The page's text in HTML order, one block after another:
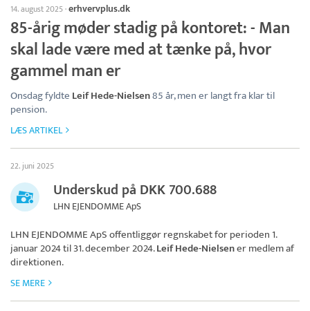
14. august 2025·erhvervplus.dk
85-årig møder stadig på kontoret: - Man
skal lade være med at tænke på, hvor
gammel man er
Onsdag fyldte Leif Hede-Nielsen85 år, men er langt fra klar til
pension.
LÆS ARTIKEL
22. juni 2025
Underskud på DKK 700.688
LHN EJENDOMME ApS
LHN EJENDOMME ApSoffentliggør regnskabet for perioden 1.
januar 2024 til 31. december 2024.Leif Hede-Nielsener medlem af
direktionen.
SE MERE